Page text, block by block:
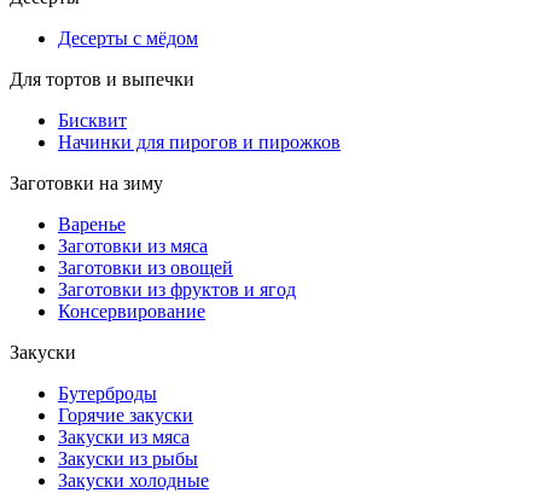
Десерты с мёдом
Для тортов и выпечки
Бисквит
Начинки для пирогов и пирожков
Заготовки на зиму
Варенье
Заготовки из мяса
Заготовки из овощей
Заготовки из фруктов и ягод
Консервирование
Закуски
Бутерброды
Горячие закуски
Закуски из мяса
Закуски из рыбы
Закуски холодные